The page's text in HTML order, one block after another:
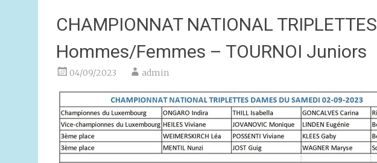
CHAMPIONNAT NATIONAL TRIPLETTES
Hommes/Femmes – TOURNOI Juniors
04/09/2023 admin